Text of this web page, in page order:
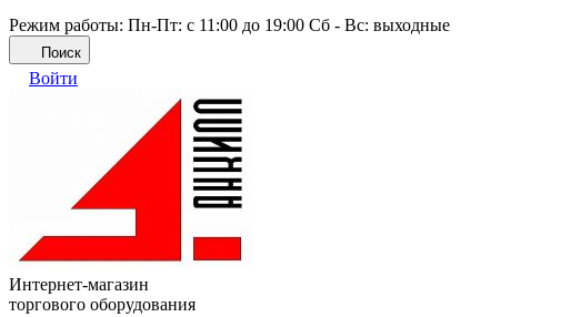
Режим работы: Пн-Пт: с 11:00 до 19:00 Сб - Вс: выходные
Поиск
Войти
Интернет-магазин
торгового оборудования